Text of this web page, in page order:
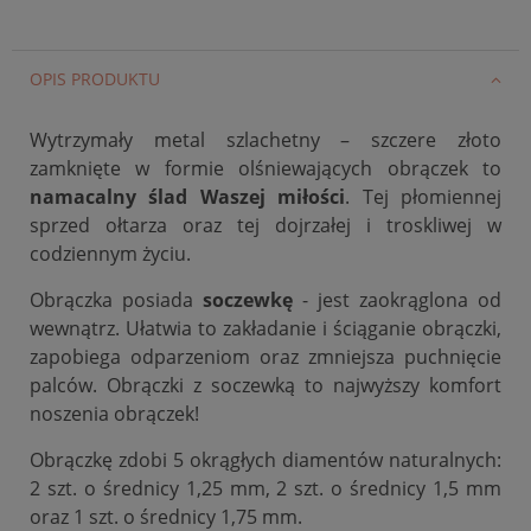
OPIS PRODUKTU
Wytrzymały metal szlachetny – szczere złoto
zamknięte w formie olśniewających obrączek to
namacalny ślad Waszej miłości. Tej płomiennej
sprzed ołtarza oraz tej dojrzałej i troskliwej w
codziennym życiu.
Obrączka posiada soczewkę - jest zaokrąglona od
wewnątrz. Ułatwia to zakładanie i ściąganie obrączki,
zapobiega odparzeniom oraz zmniejsza puchnięcie
palców. Obrączki z soczewką to najwyższy komfort
noszenia obrączek!
Obrączkę zdobi 5 okrągłych diamentów naturalnych:
2 szt. o średnicy 1,25 mm, 2 szt. o średnicy 1,5 mm
oraz 1 szt. o średnicy 1,75 mm.